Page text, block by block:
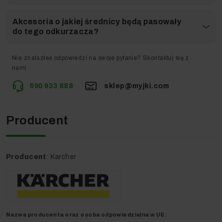
Bezproblemowe usuwanie żwiru.
odkurzacz, który pomoże Ci wyczyścić Twoje auto,
suche i mokre, oraz jest wysoce ergonomiczny?
Akcesoria o jakiej średnicy będą pasowały
do tego odkurzacza?
Nie znalazłeś odpowiedzi na swoje pytanie? Skontaktuj się z
nami
690 933 888 sklep@myjki.com
Producent
Producent : Karcher
Nazwa producenta oraz o soba odpowiedzialna w UE :